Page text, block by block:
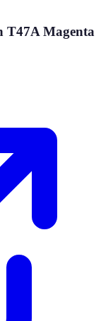
T47A Magenta